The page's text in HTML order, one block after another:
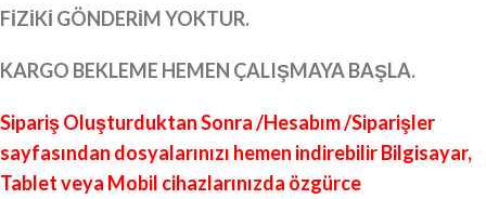
FİZİKİ GÖNDERİM YOKTUR.
KARGO BEKLEME HEMEN ÇALIŞMAYA BAŞLA.
Sipariş Oluşturduktan Sonra /Hesabım /Siparişler
sayfasından dosyalarınızı hemen indirebilir Bilgisayar,
Tablet veya Mobil cihazlarınızda özgürce